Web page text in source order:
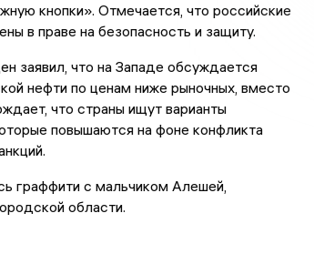
кнопки». Отмечается, что российские
в праве на безопасность и защиту.
заявил, что на Западе обсуждается
нефти по ценам ниже рыночных, вместо
что страны ищут варианты
повышаются на фоне конфликта
граффити с мальчиком Алешей,
области.